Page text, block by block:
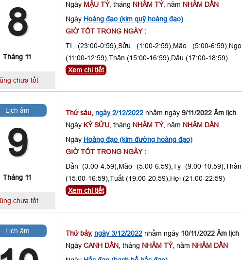
8
Tháng 11
chưa tốt
Ngày MẬU TÝ, tháng NHÂM TÝ, năm NHÂM DẦN
Ngày Hoàng đạo (kim quỹ hoàng đạo)
GIỜ TỐT TRONG NGÀY :
Tí (23:00-0:59),Sửu (1:00-2:59),Mão (5:00-6:59),Ngọ
(11:00-12:59),Thân (15:00-16:59),Dậu (17:00-18:59)
Xem chi tiết
Lịch âm
9
Tháng 11
chưa tốt
Thứ sáu, ngày 2/12/2022nhằm ngày 9/11/2022 Âm lịch
Ngày KỶ SỬU, tháng NHÂM TÝ, năm NHÂM DẦN
Ngày Hoàng đạo (kim đường hoàng đạo)
GIỜ TỐT TRONG NGÀY :
Dần (3:00-4:59),Mão (5:00-6:59),Tỵ (9:00-10:59),Thân
(15:00-16:59),Tuất (19:00-20:59),Hợi (21:00-22:59)
Xem chi tiết
Lịch âm Thứ bảy, ngày 3/12/2022nhằm ngày 10/11/2022 Âm lịch
Ngày CANH DẦN, tháng NHÂM TÝ, năm NHÂM DẦN